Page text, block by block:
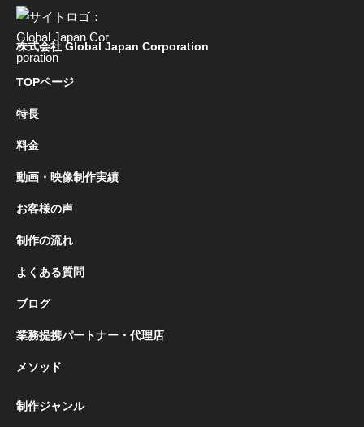
株式会社 Global Japan Corporation
TOPページ
特長
料金
動画・映像制作実績
お客様の声
制作の流れ
よくある質問
ブログ
業務提携パートナー・代理店
メソッド
制作ジャンル